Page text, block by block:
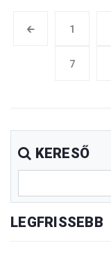
🡰 1
7
KERESŐ
LEGFRISSEBB